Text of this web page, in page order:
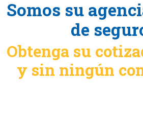
Somos su
de
Obtenga su
y sin ningún